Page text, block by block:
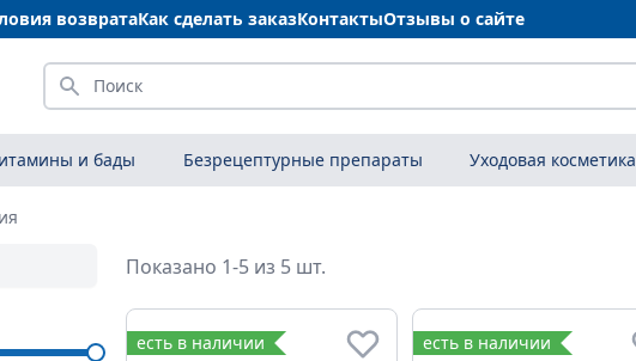
возвратаКак сделать заказКонтактыОтзывы о сайте
Искать
и бады Безрецептурные препараты Уходовая косметика
Показано 1-5 из 5 шт.
есть в наличии есть в наличии